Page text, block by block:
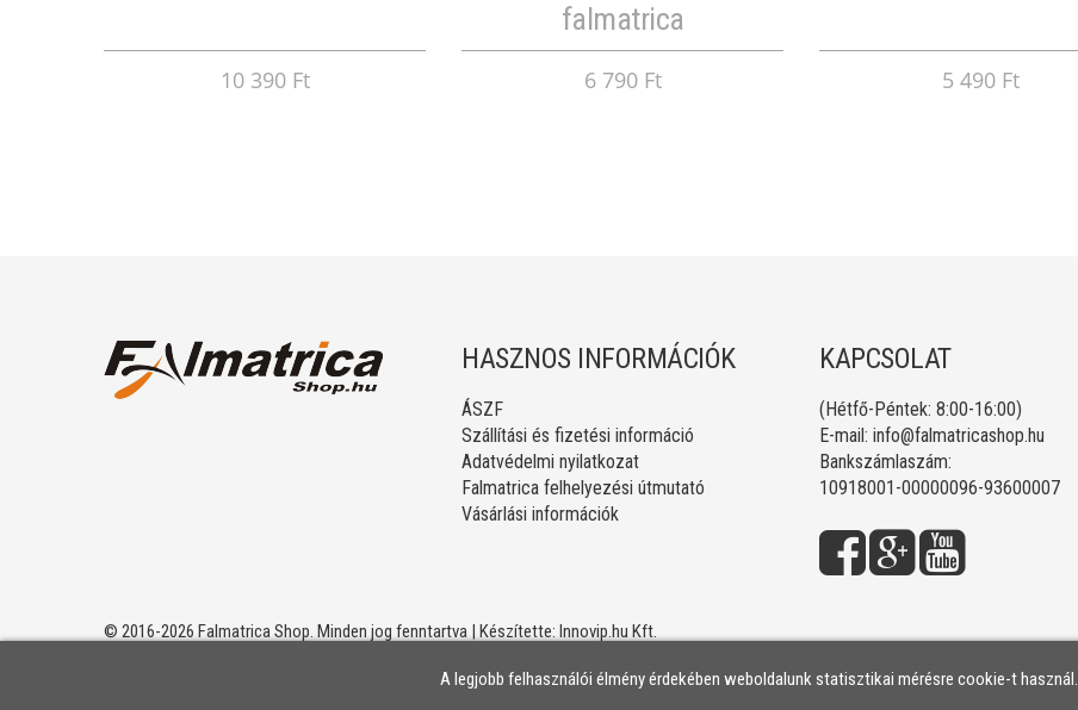
10 390 Ft
falmatrica
6 790 Ft 5 490 Ft
HASZNOS INFORMÁCIÓK
ÁSZF
Szállítási és fizetési információ
Adatvédelmi nyilatkozat
Falmatrica felhelyezési útmutató
Vásárlási információk
KAPCSOLAT
(Hétfő-Péntek: 8:00-16:00)
E-mail: info@falmatricashop.hu
Bankszámlaszám:
10918001-00000096-93600007
© 2016-2026 Falmatrica Shop. Minden jog fenntartva | Készítette: Innovip.hu Kft.
A legjobb felhasználói élmény érdekében weboldalunk statisztikai mérésre cookie-t használ.